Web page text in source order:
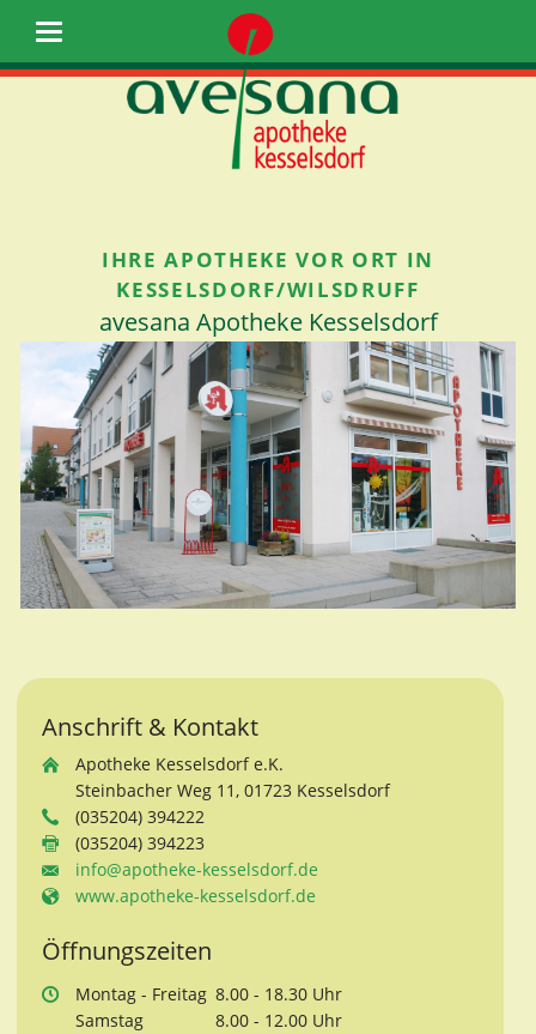
IHRE APOTHEKE VOR ORT IN
KESSELSDORF/WILSDRUFF
avesana Apotheke Kesselsdorf
Anschrift & Kontakt
Apotheke Kesselsdorf e.K.
Steinbacher Weg 11, 01723 Kesselsdorf
(035204) 394222
(035204) 394223
info@apotheke-kesselsdorf.de
www.apotheke-kesselsdorf.de
Öffnungszeiten
Montag - Freitag 8.00 - 18.30 Uhr
Samstag 8.00 - 12.00 Uhr